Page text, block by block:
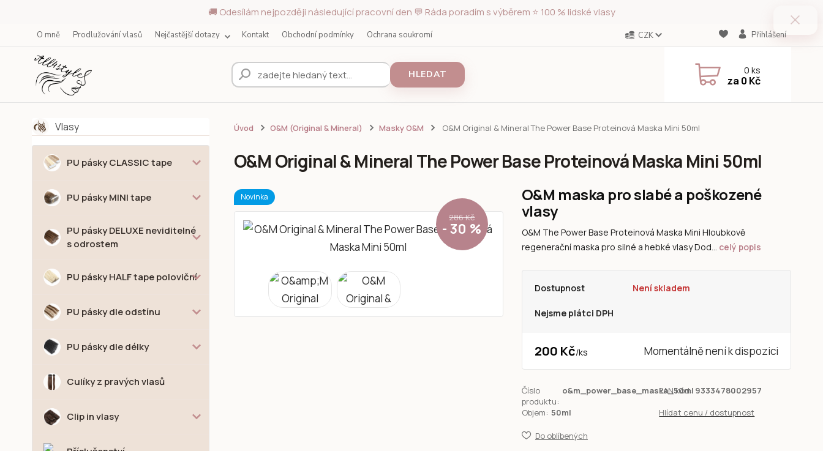
🚚 Odesílám nejpozději následující pracovní den 💬 Ráda poradím s výběrem ⭐ 100 % lidské vlasy
O mně Prodlužování vlasů Nejčastější dotazy Kontakt Obchodní podmínky Ochrana soukromí CZK Přihlášení
HLEDAT 0ks
za 0 Kč
Vlasy
PU pásky CLASSIC tape
PU pásky MINI tape
PU pásky DELUXE neviditelné
s odrostem
PU pásky HALF tape poloviční
PU pásky dle odstínu
PU pásky dle délky
Culíky z pravých vlasů
Clip in vlasy
Úvod O&M (Original & Mineral) Masky O&M O&M Original & Mineral The Power Base Proteinová Maska Mini 50ml
O&M Original & Mineral The Power Base Proteinová Maska Mini 50ml
Novinka
286 Kč
- 30 %
O&M maska pro slabé a poškozené
vlasy
O&M The Power Base Proteinová Maska Mini Hloubkově
regenerační maska pro silné a hebké vlasy Dod... celý popis
Dostupnost Není skladem
Nejsme plátci DPH
200 Kč/ks Momentálně není k dispozici
Číslo
produktu:
o&m_power_base_maska_50ml
EAN kód: 9333478002957
Objem: 50ml Hlídat cenu / dostupnost
Do oblíbených